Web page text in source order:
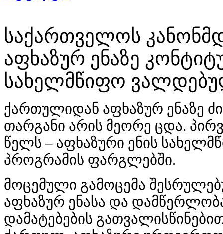
საქართველოს
აფხაზურ ენაზე
სახელმწიფო
ქართულიდან აფხაზურ ენაზე
თარგანი არის მეორე ცდა.
წელს – აფხაზური ენის
პროგრამის ფარგლებში.
მოცემული გამოცემა
აფხაზურ ენასა და
დამატებების